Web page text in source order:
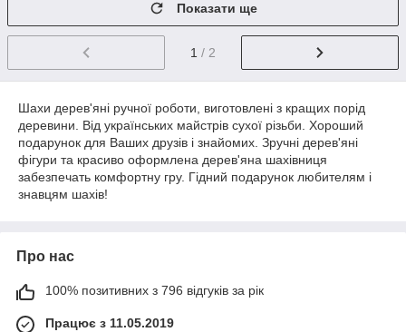
Показати ще
1 / 2
Шахи дерев'яні ручної роботи, виготовлені з кращих порід
деревини. Від українських майстрів сухої різьби. Хороший
подарунок для Ваших друзів і знайомих. Зручні дерев'яні
фігури та красиво оформлена дерев'яна шахівниця
забезпечать комфортну гру. Гідний подарунок любителям і
знавцям шахів!
Про нас
100% позитивних з 796 відгуків за рік
Працює з 11.05.2019